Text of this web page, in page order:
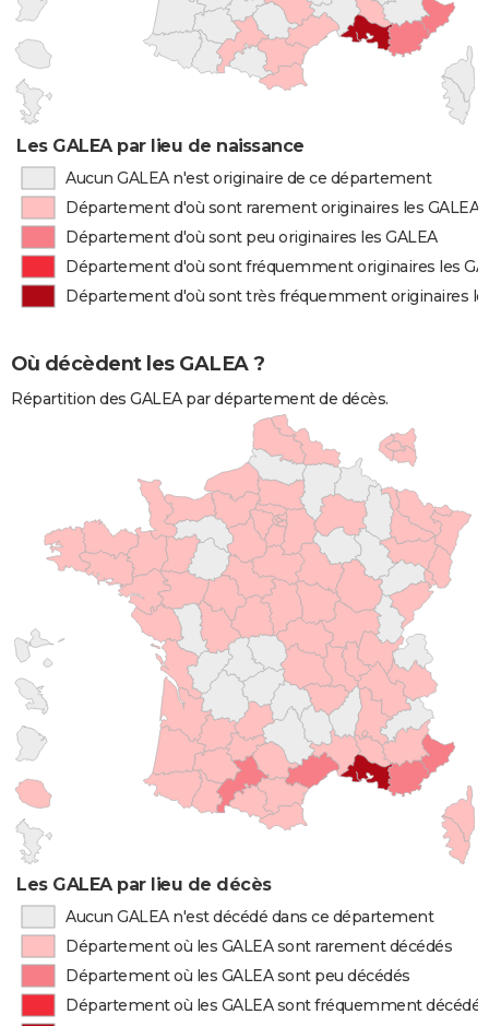
Les GALEA par lieu de naissance
Aucun GALEA n'est originaire de ce département
Département d'où sont rarement originaires les GALEA
Département d'où sont peu originaires les GALEA
Département d'où sont fréquemment originaires les
Département d'où sont très fréquemment originaires
Où décèdent les GALEA ?
Répartition des GALEA par département de décès.
Les GALEA par lieu de décès
Aucun GALEA n'est décédé dans ce département
Département où les GALEA sont rarement décédés
Département où les GALEA sont peu décédés
Département où les GALEA sont fréquemment décédés